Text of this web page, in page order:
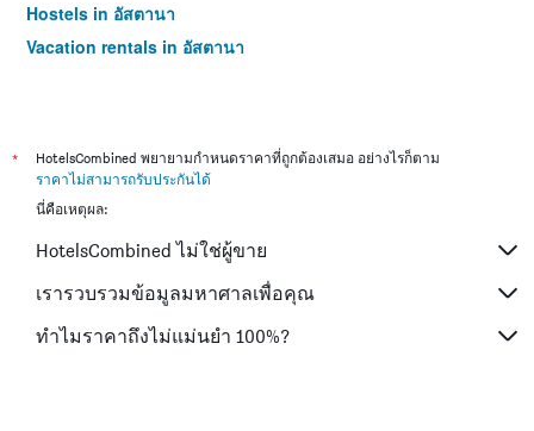
Hostels in อัสตานา
Vacation rentals in อัสตานา
*
HotelsCombined พยายามกำหนดราคาที่ถูกต้องเสมอ อย่างไรก็ตาม
ราคาไม่สามารถรับประกันได้
นี่คือเหตุผล:
HotelsCombined ไม่ใช่ผู้ขาย
เรารวบรวมข้อมูลมหาศาลเพื่อคุณ
ทำไมราคาถึงไม่แม่นยำ 100%?